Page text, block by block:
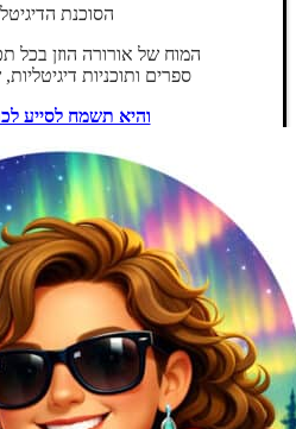
הסוכנת
המוח של אורורה הוזן בכל
ספרים ותוכניות
והיא תשמח לסייע